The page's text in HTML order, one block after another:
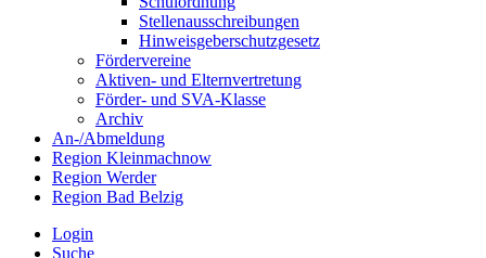
Stellenausschreibungen
Hinweisgeberschutzgesetz
Fördervereine
Aktiven- und Elternvertretung
Förder- und SVA-Klasse
Archiv
An-/Abmeldung
Region Kleinmachnow
Region Werder
Region Bad Belzig
Login
Suche